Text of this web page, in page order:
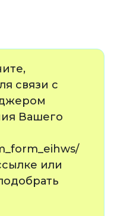
связи с
Вашего
или